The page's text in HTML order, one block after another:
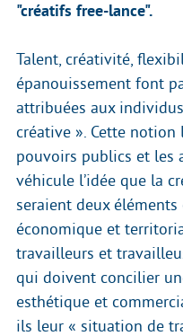
"créatifs free-lance".
Talent, créativité,
épanouissement font
attribuées aux
créative ». Cette
pouvoirs publics et les
véhicule l’idée que la
seraient deux
économique et
travailleurs et
qui doivent concilier
esthétique et
ils leur « situation de